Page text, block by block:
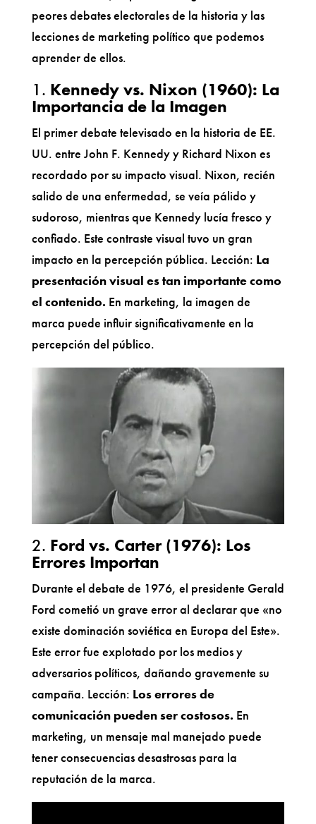
peores debates electorales de la historia y las
lecciones de marketing político que podemos
aprender de ellos.
1. Kennedy vs. Nixon (1960): La
Importancia de la Imagen
El primer debate televisado en la historia de EE.
UU. entre John F. Kennedy y Richard Nixon es
recordado por su impacto visual. Nixon, recién
salido de una enfermedad, se veía pálido y
sudoroso, mientras que Kennedy lucía fresco y
confiado. Este contraste visual tuvo un gran
impacto en la percepción pública. Lección: La
presentación visual es tan importante como
el contenido. En marketing, la imagen de
marca puede influir significativamente en la
percepción del público.
2. Ford vs. Carter (1976): Los
Errores Importan
Durante el debate de 1976, el presidente Gerald
Ford cometió un grave error al declarar que «no
existe dominación soviética en Europa del Este».
Este error fue explotado por los medios y
adversarios políticos, dañando gravemente su
campaña. Lección: Los errores de
comunicación pueden ser costosos. En
marketing, un mensaje mal manejado puede
tener consecuencias desastrosas para la
reputación de la marca.